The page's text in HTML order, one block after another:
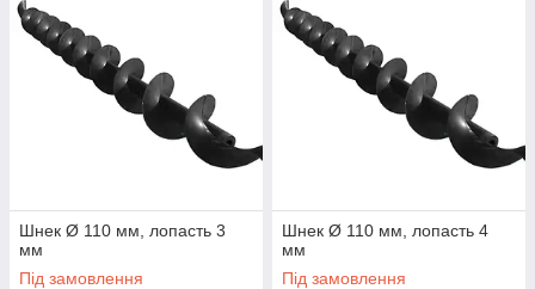
Шнек Ø 110 мм, лопасть 3
мм
Під замовлення
Шнек Ø 110 мм, лопасть 4
мм
Під замовлення